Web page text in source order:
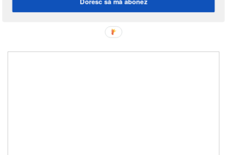
Betty Mahmoody